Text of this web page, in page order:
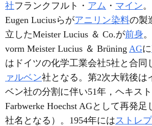
社フランクフルト・ アム ・ マイン
Eugen Luciusらがアニリン染料の製
立したMeister Lucius ＆ Co.が前身
vorm Meister Lucius ＆ Brüning AGに
はドイツの化学工業会社5社と合同
ァルベン社となる。第2次大戦後は
ベン社の分割に伴い51年，ヘキス
Farbwerke Hoechst AGとして再発
社名となる）。1954年にはストレ